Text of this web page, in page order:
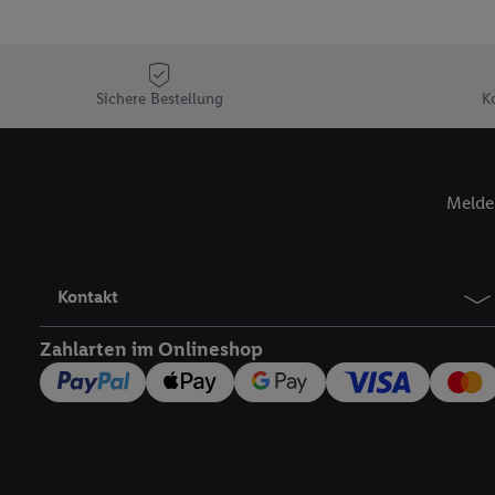
Sichere Bestellung
Kontakt
Zahlarten im Onlineshop
Sofern Sie hier Ihre
Verantwortlichkeit mit
zu erstellen (die
können, um Sie in von
Adresse in
Zudem erlauben Sie
den Lidl-Diensten
Wenn das der Fall ist,
Kundenkonto-
werden, damit wir
Nutzung der Utiq-
widerrufen - jederzeit
Telekommunikations-